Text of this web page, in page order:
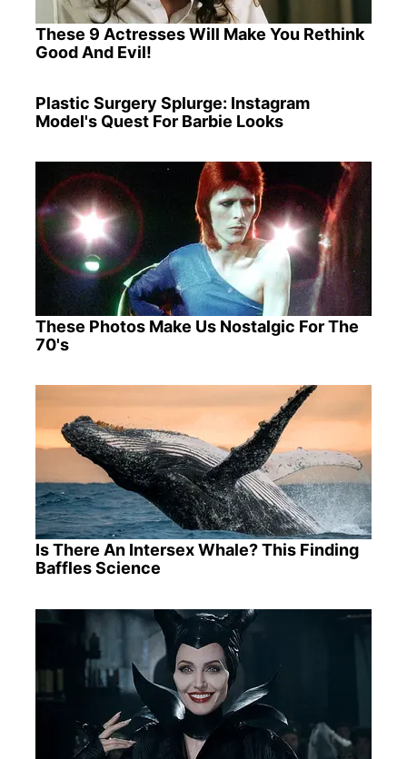
These 9 Actresses Will Make You Rethink
Good And Evil!
Plastic Surgery Splurge: Instagram
Model's Quest For Barbie Looks
These Photos Make Us Nostalgic For The
70's
Is There An Intersex Whale? This Finding
Baffles Science